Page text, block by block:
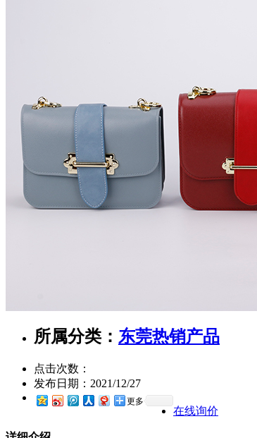
所属分类： 东莞热销产品
点击次数：
发布日期： 2021/12/27
更多
在线询价